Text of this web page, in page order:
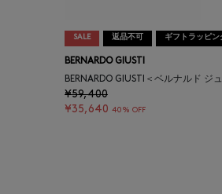
SALE 返品不可 ギフトラッピン
BERNARDO GIUSTI
BERNARDO GIUSTI＜ベルナルド
¥59,400
¥35,640 40% OFF